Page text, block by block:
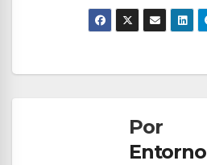
Navegación
entradasPor